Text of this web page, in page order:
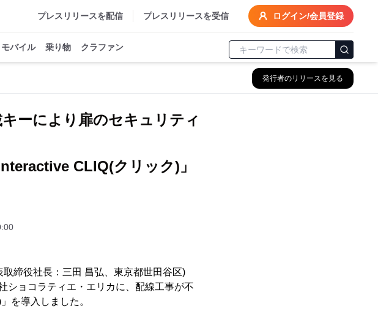
プレスリリースを配信 プレスリリースを受信 ログイン/会員登録
モバイル 乗り物 クラファン
発行者のリリースを見る
ーにより扉のセキュリティ
CLIQ(クリック)」
締役社長：三田 昌弘、東京都世田谷区)
ショコラティエ・エリカに、配線工事が不
を導入しました。